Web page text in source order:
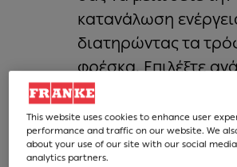
κατανάλωση
διατηρώντας τα
φρέσκα. Επιλέξτε
διάφορα μοντέλα με
τεχνολογίες ψύξης,
λύσεις αποθήκευσης
χαρακτηριστικά για
This website uses cookies to enhance user
performance and traffic on our website. We
about your use of our site with our social
analytics partners.